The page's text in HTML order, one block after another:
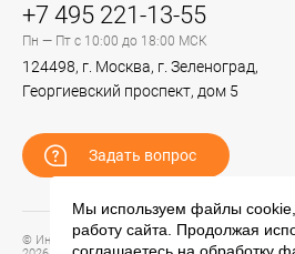
+7 495 221-13-55
Пн — Пт с 10:00 до 18:00 МСК
124498, г. Москва, г. Зеленоград,
Георгиевский проспект, дом 5
Задать вопрос
© Информационный портал технической
Мы используем файлы
работу сайта. Продолжая